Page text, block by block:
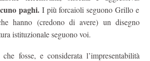
paghi.I più forcaioli seguono Grillo e
hanno (credono di avere) un disegno
istituzionale seguono voi.
fosse, e considerata l’impresentabilità